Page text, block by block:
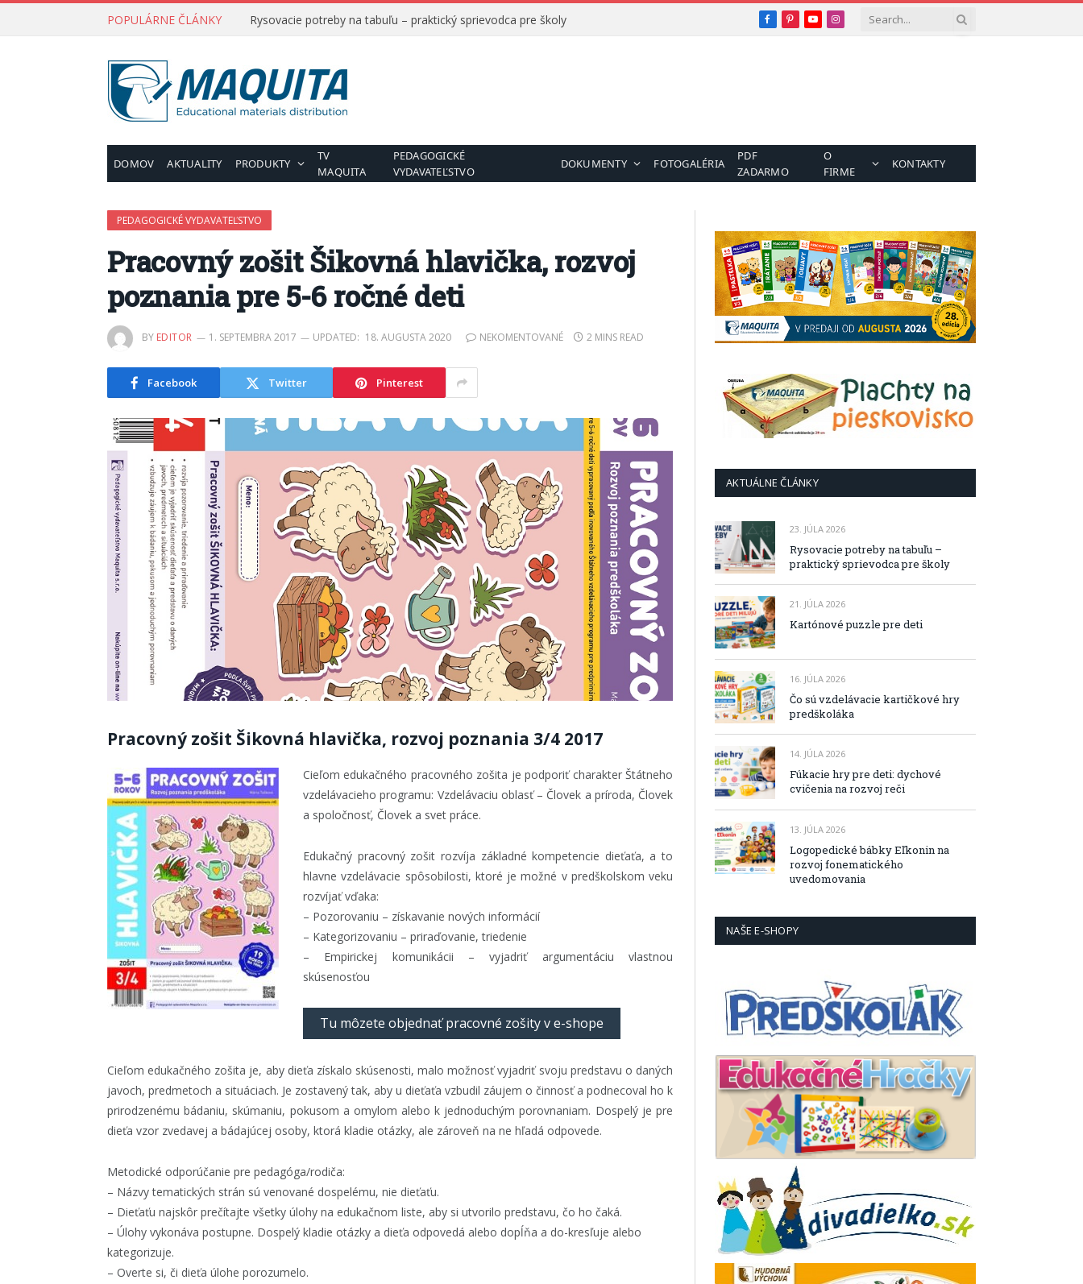
POPULÁRNE ČLÁNKY Rysovacie potreby na tabuľu – praktický sprievodca pre školy Facebook
Pinterest
YouTubeInstagram
DOMOV AKTUALITY PRODUKTY
TV
MAQUITA
PEDAGOGICKÉ
VYDAVATEĽSTVO
DOKUMENTY FOTOGALÉRIA
PDF
ZADARMO
O
FIRME
KONTAKTY
PEDAGOGICKÉ VYDAVATEĽSTVO
Pracovný zošit Šikovná hlavička, rozvoj
poznania pre 5-6 ročné deti
BY EDITOR 1. SEPTEMBRA 2017 UPDATED: 18. AUGUSTA 2020 NEKOMENTOVANÉ 2 MINS READ
Facebook Twitter Pinterest
Pracovný zošit Šikovná hlavička, rozvoj poznania 3/4 2017
Cieľom edukačného pracovného zošita je podporiť charakter Štátneho
vzdelávacieho programu: Vzdelávaciu oblasť – Človek a príroda, Človek
a spoločnosť, Človek a svet práce.
Edukačný pracovný zošit rozvíja základné kompetencie dieťaťa, a to
hlavne vzdelávacie spôsobilosti, ktoré je možné v predškolskom veku
rozvíjať vďaka:
– Pozorovaniu – získavanie nových informácií
– Kategorizovaniu – priraďovanie, triedenie
– Empirickej komunikácii – vyjadriť argumentáciu vlastnou
skúsenosťou
Tu môzete objednať pracovné zošity v e-shope
Cieľom edukačného zošita je, aby dieťa získalo skúsenosti, malo možnosť vyjadriť svoju predstavu o daných
javoch, predmetoch a situáciach. Je zostavený tak, aby u dieťaťa vzbudil záujem o činnosť a podnecoval ho k
prirodzenému bádaniu, skúmaniu, pokusom a omylom alebo k jednoduchým porovnaniam. Dospelý je pre
dieťa vzor zvedavej a bádajúcej osoby, ktorá kladie otázky, ale zároveň na ne hľadá odpovede.
Metodické odporúčanie pre pedagóga/rodiča:
– Názvy tematických strán sú venované dospelému, nie dieťaťu.
– Dieťaťu najskôr prečítajte všetky úlohy na edukačnom liste, aby si utvorilo predstavu, čo ho čaká.
– Úlohy vykonáva postupne. Dospelý kladie otázky a dieťa odpovedá alebo dopĺňa a do-kresľuje alebo
kategorizuje.
– Overte si, či dieťa úlohe porozumelo.
AKTUÁLNE ČLÁNKY
23. JÚLA 2026
Rysovacie potreby na tabuľu –
praktický sprievodca pre školy
21. JÚLA 2026
Kartónové puzzle pre deti
16. JÚLA 2026
Čo sú vzdelávacie kartičkové hry
predškoláka
14. JÚLA 2026
Fúkacie hry pre deti: dychové
cvičenia na rozvoj reči
13. JÚLA 2026
Logopedické bábky Eľkonin na
rozvoj fonematického
uvedomovania
NAŠE E-SHOPY